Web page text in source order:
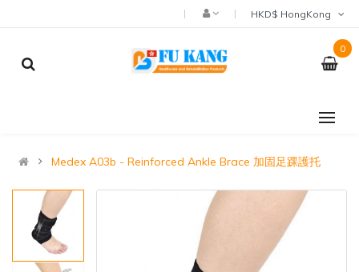
0
Medex A03b - Reinforced Ankle Brace 加固足踝護托